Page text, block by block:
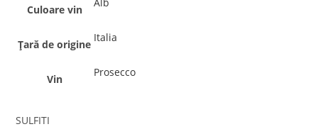
Culoare vin
Țară de origine
Italia
Vin
Prosecco
SULFITI